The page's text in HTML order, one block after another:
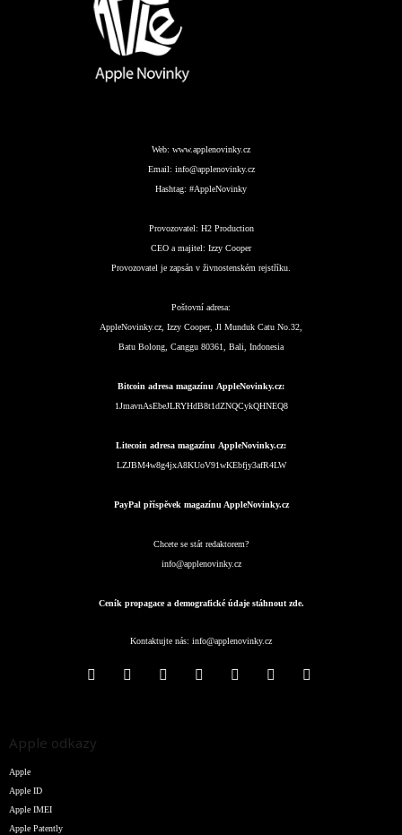
Web: www.applenovinky.cz
Email: info@applenovinky.cz
Hashtag: #AppleNovinky
Provozovatel: H2 Production
CEO a majitel: Izzy Cooper
Provozovatel je zapsán v živnostenském rejstříku.
Poštovní adresa:
AppleNovinky.cz, Izzy Cooper, Jl Munduk Catu No.32,
Batu Bolong, Canggu 80361, Bali, Indonesia
Bitcoin adresa magazínu AppleNovinky.cz:
1JmavnAsEbeJLRYHdB8t1dZNQCykQHNEQ8
Litecoin adresa magazínu AppleNovinky.cz:
LZJBM4w8g4jxA8KUoV91wKEbfjy3afR4LW
PayPal příspěvek magazínu AppleNovinky.cz
Chcete se stát redaktorem?
info@applenovinky.cz
Ceník propagace a demografické údaje stáhnout zde.
Kontaktujte nás: info@applenovinky.cz
Apple odkazy
Apple
Apple ID
Apple IMEI
Apple Patently